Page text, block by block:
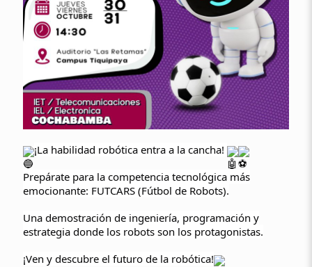
¡La habilidad robótica entra a la cancha!
Prepárate para la competencia tecnológica más
emocionante: FUTCARS (Fútbol de Robots).
Una demostración de ingeniería, programación y
estrategia donde los robots son los protagonistas.
¡Ven y descubre el futuro de la robótica!